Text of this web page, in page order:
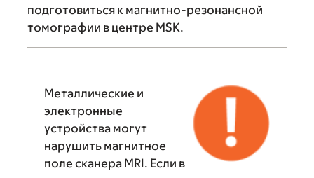
подготовиться к магнитно-резонансной
томографии в центре MSK.
Металлические и
электронные
устройства могут
нарушить магнитное
поле сканера MRI. Если в